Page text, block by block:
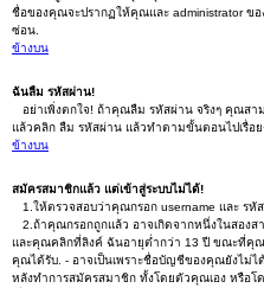
ชื่อของคุณจะปรากฏให้คุณและ administrator ข
ซ่อน.
ข้างบน
ฉันลืม รหัสผ่าน!
อย่าเพิ่งตกใจ! ถ้าคุณลืม รหัสผ่าน จริงๆ คุณสา
แล้วคลิก ลืม รหัสผ่าน แล้วทำตามขั้นตอนไปเรื่อย
ข้างบน
สมัครสมาชิกแล้ว แต่เข้าสู่ระบบไม่ได้!
1.ให้ตรวจสอบว่าคุณกรอก username และ รหั
2.ถ้าคุณกรอกถูกแล้ว อาจเกิดจากหนึ่งในสองส
และคุณคลิกที่ลิงค์ ฉันอายุต่ำกว่า 13 ปี ขณะที่คุ
คุณได้รับ. - อาจเป็นเพราะชื่อบัญชีของคุณยังไม่
หลังทำการสมัครสมาชิก ทั้งโดยตัวคุณเอง หรือโ